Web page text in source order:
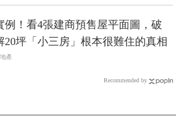
例！看4張建商預售屋平面圖，破
20坪「小三房」根本很難住的真相
產
Recommended by